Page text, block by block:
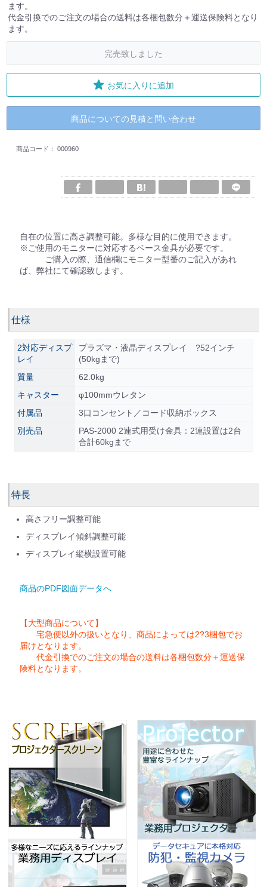
ます。
代金引換でのご注文の場合の送料は各梱包数分＋運送保険料となり
ます。
完売致しました
お気に入りに追加
商品についての見積と問い合わせ
商品コード： 000960
自在の位置に高さ調整可能。多様な目的に使用できます。
※ご使用のモニターに対応するベース金具が必要です。
ご購入の際、通信欄にモニター型番のご記入があれ
ば、弊社にて確認致します。
仕様
2対応ディスプ
レイ
プラズマ・液晶ディスプレイ ?52インチ
(50kgまで)
質量
62.0kg
キャスター
φ100mmウレタン
付属品
3口コンセント／コード収納ボックス
別売品
PAS-2000 2連式用受け金具：2連設置は2台
合計60kgまで
特長
高さフリー調整可能
ディスプレイ傾斜調整可能
ディスプレイ縦横設置可能
商品のPDF図面データへ
【大型商品について】
宅急便以外の扱いとなり、商品によっては2?3梱包でお
届けとなります。
代金引換でのご注文の場合の送料は各梱包数分＋運送保
険料となります。